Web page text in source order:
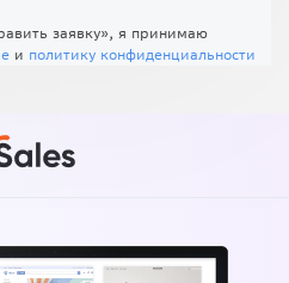
заявку», я принимаю
и политику конфиденциальности